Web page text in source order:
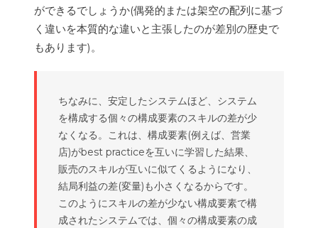
ができるでしょうか(偶発的または架空の配列に基づ
く違いを本質的な違いと主張したのが差別の歴史で
もあります)。
ちなみに、安定したシステムほど、システム
を構成する個々の構成要素のスキルの差が少
なくなる。これは、構成要素(例えば、営業
店)がbest practiceを互いに学習した結果、
販売のスキルが互いに似てくるようになり、
結局利益の差(変量)も小さくなるからです。
このようにスキルの差が少ない構成要素で構
成されたシステムでは、個々の構成要素の成